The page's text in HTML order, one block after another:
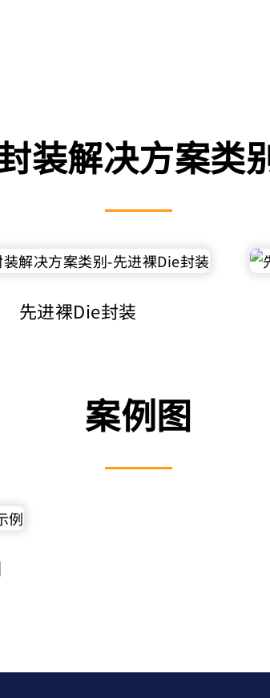
装解决方案类
先进裸Die封装
案例图